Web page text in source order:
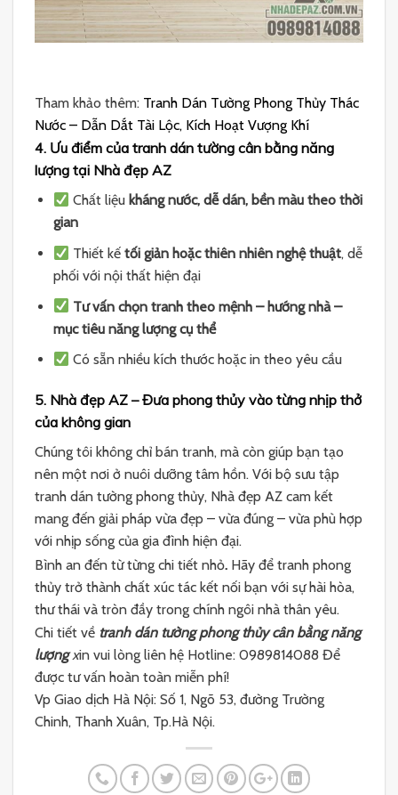
Tham khảo thêm: Tranh Dán Tường Phong Thủy Thác
Nước – Dẫn Dắt Tài Lộc, Kích Hoạt Vượng Khí
4. Ưu điểm của tranh dán tường cân bằng năng
lượng tại Nhà đẹp AZ
Chất liệu kháng nước, dễ dán, bền màu theo thời
gian
Thiết kếtối giản hoặc thiên nhiên nghệ thuật, dễ
phối với nội thất hiện đại
Tư vấn chọn tranh theo mệnh – hướng nhà –
mục tiêu năng lượng cụ thể
Có sẵn nhiều kích thước hoặc in theo yêu cầu
5. Nhà đẹp AZ – Đưa phong thủy vào từng nhịp thở
của không gian
Chúng tôi không chỉ bán tranh, mà còn giúp bạn tạo
nên một nơi ở nuôi dưỡng tâm hồn. Với bộ sưu tập
tranh dán tường phong thủy, Nhà đẹp AZ cam kết
mang đến giải pháp vừa đẹp – vừa đúng – vừa phù hợp
với nhịp sống của gia đình hiện đại.
Bình an đến từ từng chi tiết nhỏ. Hãy để tranh phong
thủy trở thành chất xúc tác kết nối bạn với sự hài hòa,
thư thái và tròn đầy trong chính ngôi nhà thân yêu.
Chi tiết về tranh dán tường phong thủy cân bằng năng
lượngxin vui lòng liên hệ Hotline: 0989814088 Để
được tư vấn hoàn toàn miễn phí!
Vp Giao dịch Hà Nội: Số 1, Ngõ 53, đường Trường
Chinh, Thanh Xuân, Tp.Hà Nội.